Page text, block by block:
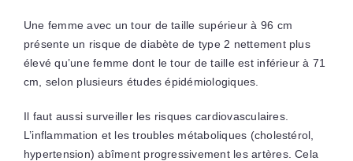
Une femme avec un tour de taille supérieur à 96 cm
présente un risque de diabète de type 2 nettement plus
élevé qu’une femme dont le tour de taille est inférieur à 71
cm, selon plusieurs études épidémiologiques.
Il faut aussi surveiller les risques cardiovasculaires.
L’inflammation et les troubles métaboliques (cholestérol,
hypertension) abîment progressivement les artères. Cela